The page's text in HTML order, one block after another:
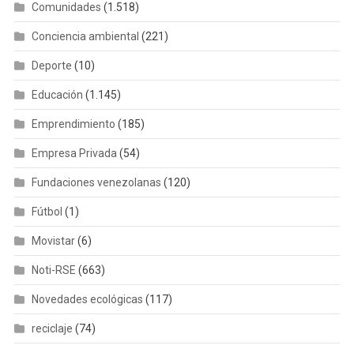
Comunidades (1.518)
Conciencia ambiental (221)
Deporte (10)
Educación (1.145)
Emprendimiento (185)
Empresa Privada (54)
Fundaciones venezolanas (120)
Fútbol (1)
Movistar(6)
Noti-RSE (663)
Novedades ecológicas (117)
reciclaje (74)